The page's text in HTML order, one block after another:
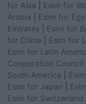
for Asia
Esim for
Arabia
Esim for
Emirates
Esim for
for China
Esim for
Esim for Latin
Cooperation Council
South America
Esim for Japan
Esim for Switzerland